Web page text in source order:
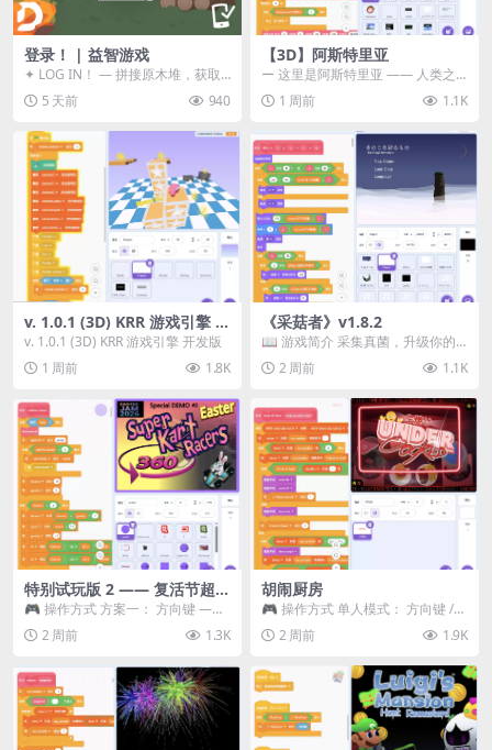
登录！ | 益智游戏
✦ LOG IN！ — 拼接原木堆，获取
分数！ ᑕ☲◎ ᑕ☲◎ ᑕ☲◎ ᑕ☲◎ ...
5 天前 940
【3D】阿斯特里亚
ー 这里是阿斯特里亚 —— 人类之
罪与未来希望交汇之地 📖 游戏简
介 《阿斯特里...
1 周前 1.1K
v. 1.0.1 (3D) KRR 游戏引擎 开
发版
v. 1.0.1 (3D) KRR 游戏引擎 开发版
1 周前
1.8K
《采菇者》v1.8.2
📖 游戏简介 采集真菌，升级你的
机体，并前往未知领域探索。 这是
一款静谧的探索冒...
2 周前 1.1K
特别试玩版 2 —— 复活节超级
卡丁车赛
🎮 操作方式 方案一： 方向键 ——
移动 Z —— 跳跃 / 漂移 方案二： ...
2 周前 1.3K
胡闹厨房
🎮 操作方式 单人模式： 方向键 /
WASD —— 移动 Z / K —— 抓...
2 周前 1.9K